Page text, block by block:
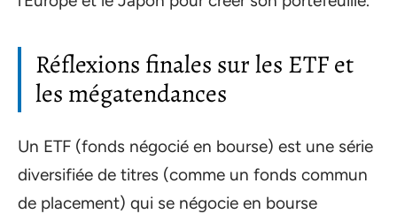
Réflexions finales sur les ETF et
les mégatendances
Un ETF (fonds négocié en bourse) est une série
diversifiée de titres (comme un fonds commun
de placement) qui se négocie en bourse